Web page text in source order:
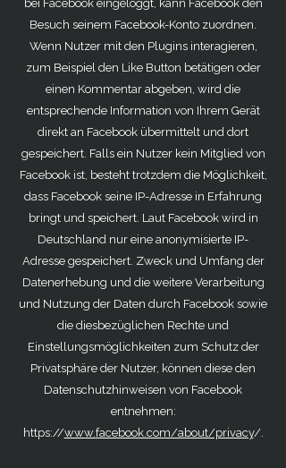
bei Facebook eingeloggt, kann Facebook den
Besuch seinem Facebook-Konto zuordnen.
Wenn Nutzer mit den Plugins interagieren,
zum Beispiel den Like Button betätigen oder
einen Kommentar abgeben, wird die
entsprechende Information von Ihrem Gerät
direkt an Facebook übermittelt und dort
gespeichert. Falls ein Nutzer kein Mitglied von
Facebook ist, besteht trotzdem die Möglichkeit,
dass Facebook seine IP-Adresse in Erfahrung
bringt und speichert. Laut Facebook wird in
Deutschland nur eine anonymisierte IP-
Adresse gespeichert. Zweck und Umfang der
Datenerhebung und die weitere Verarbeitung
und Nutzung der Daten durch Facebook sowie
die diesbezüglichen Rechte und
Einstellungsmöglichkeiten zum Schutz der
Privatsphäre der Nutzer, können diese den
Datenschutzhinweisen von Facebook
entnehmen:
https://www.facebook.com/about/privacy/.